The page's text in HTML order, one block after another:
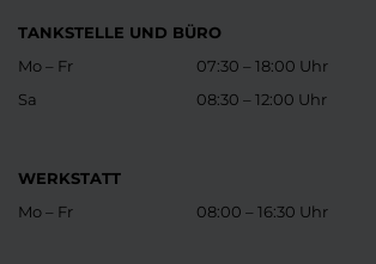
TANKSTELLE UND BÜRO
Mo – Fr
Sa
07:30 – 18:00 Uhr
08:30 – 12:00 Uhr
WERKSTATT
Mo – Fr
08:00 – 16:30 Uhr